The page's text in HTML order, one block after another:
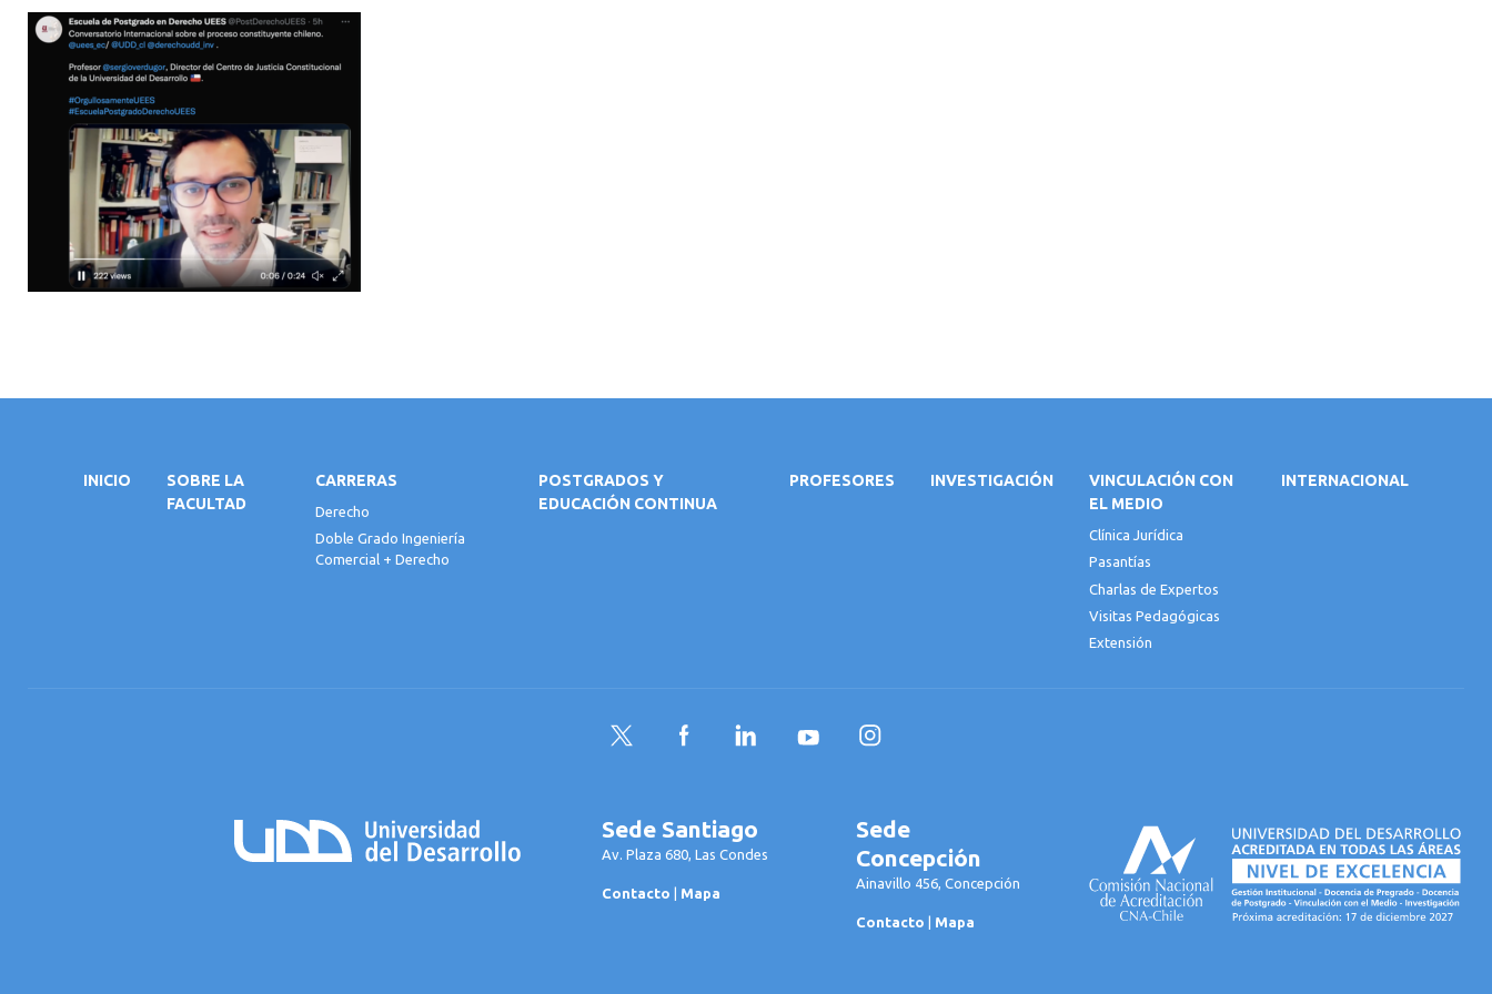
INICIO
SOBRE LA
FACULTAD
CARRERAS
Derecho
Doble Grado Ingeniería
Comercial + Derecho
POSTGRADOS Y
EDUCACIÓN CONTINUA
PROFESORES INVESTIGACIÓN
VINCULACIÓN CON
EL MEDIO
Clínica Jurídica
Pasantías
Charlas de Expertos
Visitas Pedagógicas
Extensión
INTERNACIONAL
Twitter FacebookLinkedInYouTubeInstagram
Sede Santiago
Av. Plaza 680, Las Condes
Contacto | Mapa
Sede
Concepción
Ainavillo 456, Concepción
Contacto | Mapa